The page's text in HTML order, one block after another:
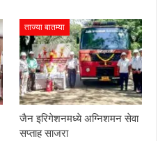
ताज्या बातम्या
जैन इरिगेशनमध्ये अग्निशमन सेवा
सप्ताह साजरा